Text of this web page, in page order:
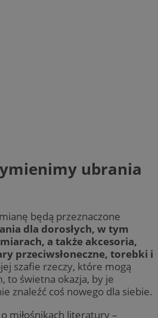
ubrania
będą przeznaczone
dla dorosłych, w tym
a także akcesoria,
przeciwsłoneczne, torebki i
szafie rzeczy, które mogą
to świetna okazja, by je
znaleźć coś nowego dla siebie.
miłośnikach literatury –